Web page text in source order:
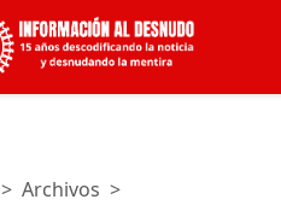
>Archivos >